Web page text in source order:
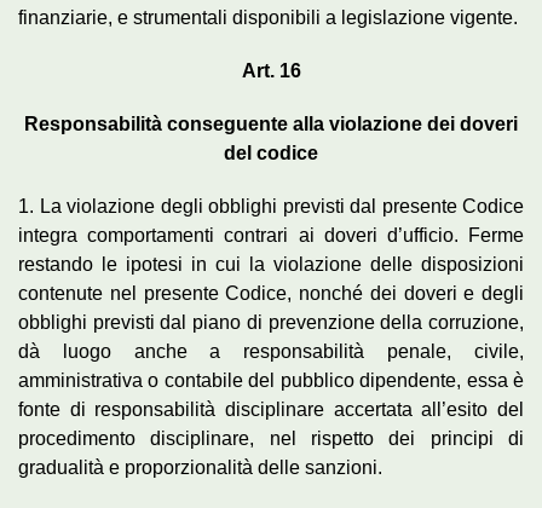
finanziarie, e strumentali disponibili a legislazione vigente.
Art. 16
Responsabilità conseguente alla violazione dei doveri
del codice
1. La violazione degli obblighi previsti dal presente Codice
integra comportamenti contrari ai doveri d’ufficio. Ferme
restando le ipotesi in cui la violazione delle disposizioni
contenute nel presente Codice, nonché dei doveri e degli
obblighi previsti dal piano di prevenzione della corruzione,
dà luogo anche a responsabilità penale, civile,
amministrativa o contabile del pubblico dipendente, essa è
fonte di responsabilità disciplinare accertata all’esito del
procedimento disciplinare, nel rispetto dei principi di
gradualità e proporzionalità delle sanzioni.